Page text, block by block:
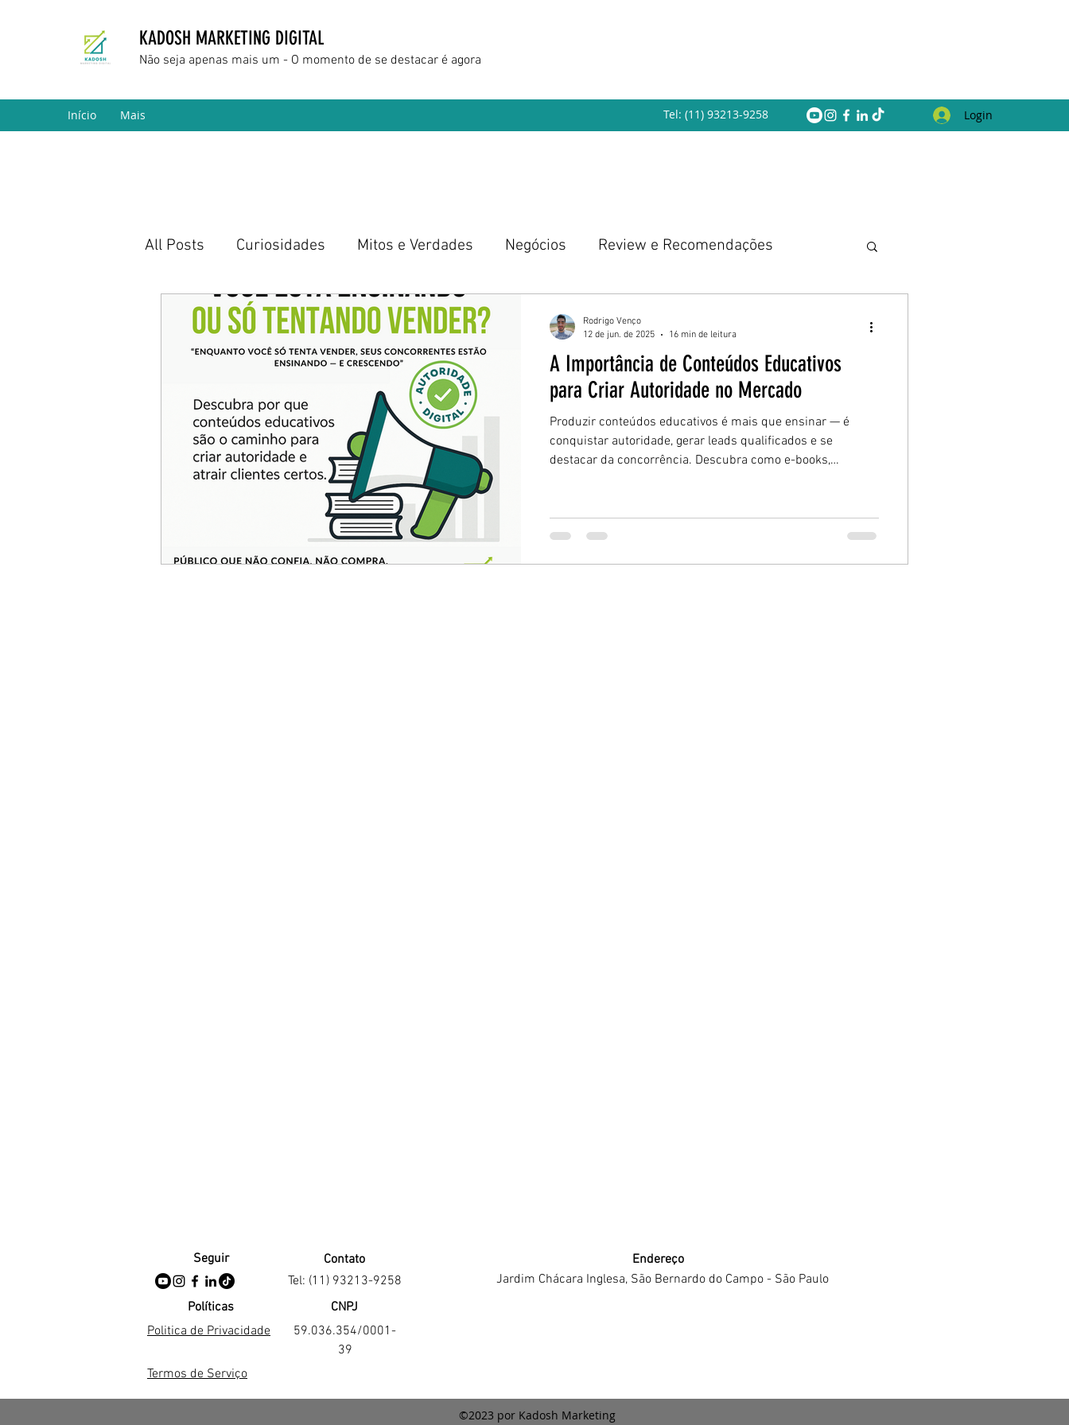
KADOSH MARKETING DIGITAL
Não seja apenas mais um - O momento de se destacar é agora
Início Mais Tel: (11) 93213-9258 Login
All Posts Curiosidades Mitos e Verdades Negócios Review e Recomendações
Marketing Digital Empreendedorismo
A Importância de Conteúdos Educativos
para Criar Autoridade no Mercado
Produzir conteúdos educativos é mais que ensinar — é
conquistar autoridade, gerar leads qualificados e se
destacar da concorrência. Descubra como e-books,
Rodrigo Venço
12 de jun. de 2025
16 min de leitura
Seguir
Políticas
Politica de Privacidade
Contato
Tel: (11) 93213-9258
CNPJ
59.036.354/0001-
39
Endereço
Jardim Chácara Inglesa, São Bernardo do Campo - São Paulo
Termos de Serviço
©2023 por Kadosh Marketing